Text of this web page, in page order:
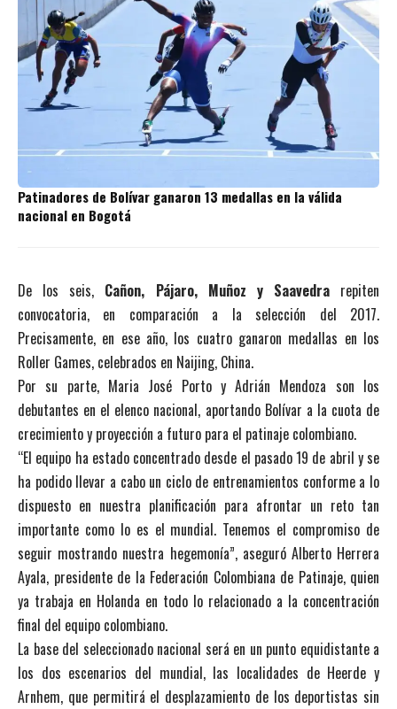
Patinadores de Bolívar ganaron 13 medallas en la válida
nacional en Bogotá
De los seis, Cañon, Pájaro, Muñoz y Saavedrarepiten
convocatoria, en comparación a la selección del 2017.
Precisamente, en ese año, los cuatro ganaron medallas en los
Roller Games, celebrados en Naijing, China.
Por su parte, Maria José Porto y Adrián Mendoza son los
debutantes en el elenco nacional, aportando Bolívar a la cuota de
crecimiento y proyección a futuro para el patinaje colombiano.
“El equipo ha estado concentrado desde el pasado 19 de abril y se
ha podido llevar a cabo un ciclo de entrenamientos conforme a lo
dispuesto en nuestra planificación para afrontar un reto tan
importante como lo es el mundial. Tenemos el compromiso de
seguir mostrando nuestra hegemonía”, aseguró Alberto Herrera
Ayala, presidente de la Federación Colombiana de Patinaje, quien
ya trabaja en Holanda en todo lo relacionado a la concentración
final del equipo colombiano.
La base del seleccionado nacional será en un punto equidistante a
los dos escenarios del mundial, las localidades de Heerde y
Arnhem, que permitirá el desplazamiento de los deportistas sin